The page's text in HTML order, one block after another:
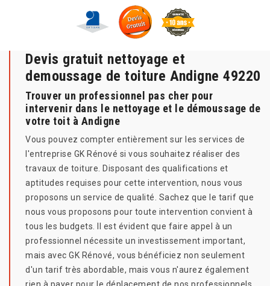
Devis gratuit nettoyage et
demoussage de toiture Andigne 49220
Trouver un professionnel pas cher pour
intervenir dans le nettoyage et le démoussage de
votre toit à Andigne
Vous pouvez compter entièrement sur les services de
l'entreprise GK Rénové si vous souhaitez réaliser des
travaux de toiture. Disposant des qualifications et
aptitudes requises pour cette intervention, nous vous
proposons un service de qualité. Sachez que le tarif que
nous vous proposons pour toute intervention convient à
tous les budgets. Il est évident que faire appel à un
professionnel nécessite un investissement important,
mais avec GK Rénové, vous bénéficiez non seulement
d'un tarif très abordable, mais vous n'aurez également